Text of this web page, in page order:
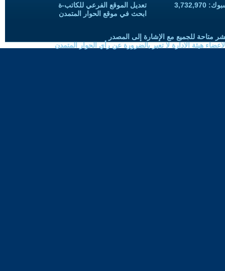
تعديل الموقع الفرعي للكاتب-ة
ابحث في موقع الحوار المتمدن
متاحة للجميع مع الإشارة إلى المصدر
هيئة الادارة لا تعبر بالضرورة عن رأي الحوار المتمدن